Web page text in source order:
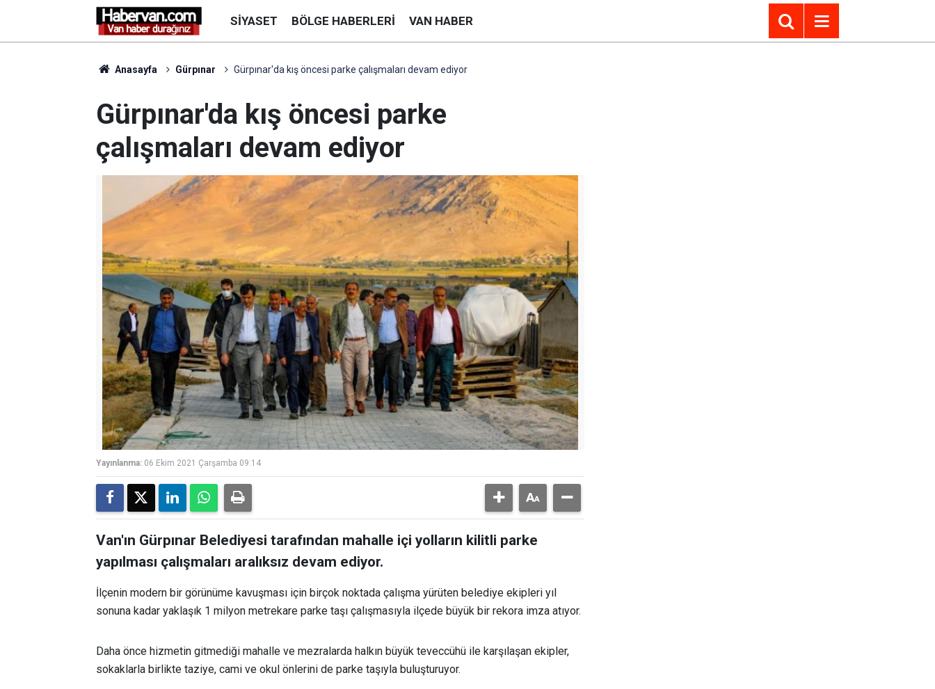
SIYASET BÖLGE HABERLERI VAN HABER
Anasayfa Gürpınar Gürpınar'da kış öncesi parke çalışmaları devam ediyor
Gürpınar'da kış öncesi parke
çalışmaları devam ediyor
Yayınlanma: 06 Ekim 2021 Çarşamba 09:14
Van'ın Gürpınar Belediyesi tarafından mahalle içi yolların kilitli parke
yapılması çalışmaları aralıksız devam ediyor.
İlçenin modern bir görünüme kavuşması için birçok noktada çalışma yürüten belediye ekipleri yıl
sonuna kadar yaklaşık 1 milyon metrekare parke taşı çalışmasıyla ilçede büyük bir rekora imza atıyor.
Daha önce hizmetin gitmediği mahalle ve mezralarda halkın büyük teveccühü ile karşılaşan ekipler,
sokaklarla birlikte taziye, cami ve okul önlerini de parke taşıyla buluşturuyor.